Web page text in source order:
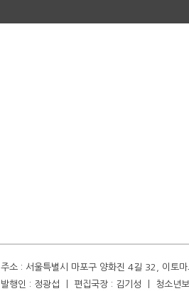
주소 : 서울특별시 마포구 양화진 4길 32, 이토
발행인 : 정광섭 ㅣ 편집국장 : 김기성 ㅣ 청소